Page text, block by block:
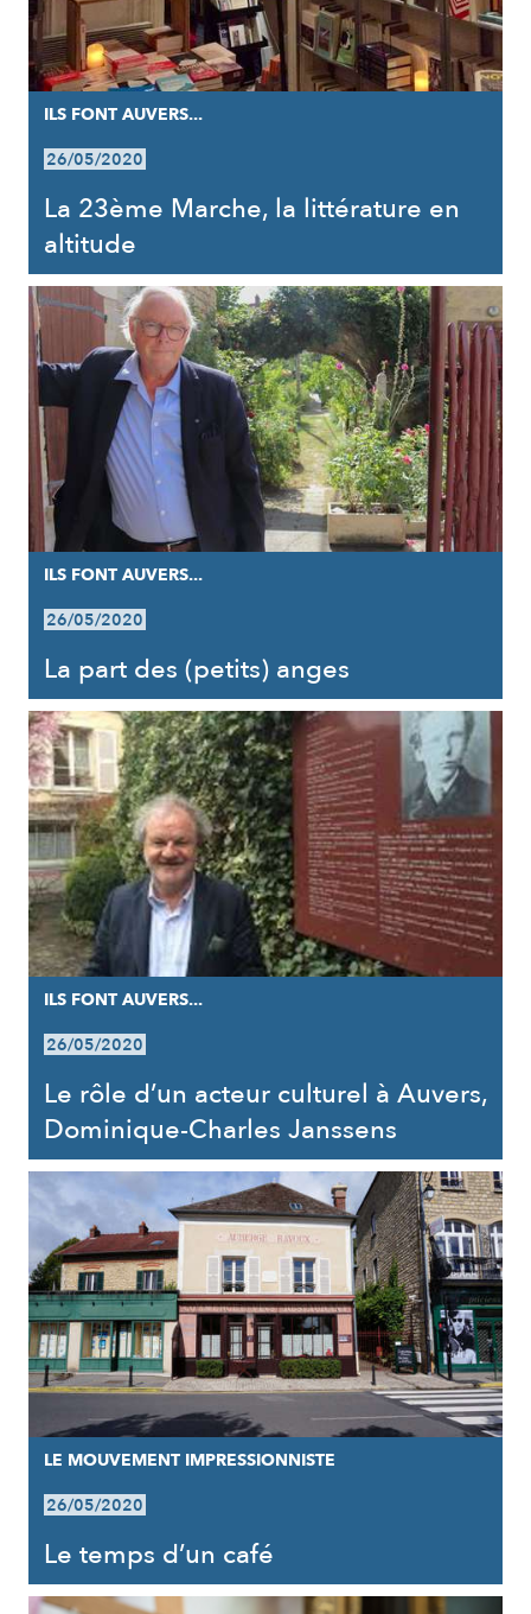
ILS FONT AUVERS...
26/05/2020
La 23ème Marche, la littérature en
altitude
ILS FONT AUVERS...
26/05/2020
La part des (petits) anges
ILS FONT AUVERS...
26/05/2020
Le rôle d’un acteur culturel à Auvers,
Dominique-Charles Janssens
LE MOUVEMENT IMPRESSIONNISTE
26/05/2020
Le temps d’un café